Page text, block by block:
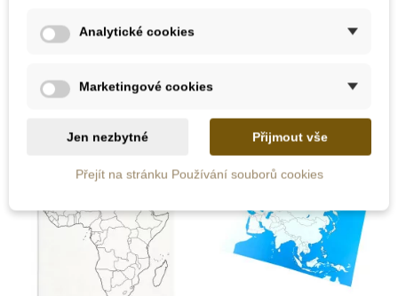
kategorii:
Analytické cookies
Marketingové cookies
Jen nezbytné Přijmout vše
Přejít na stránku Používání souborů cookies